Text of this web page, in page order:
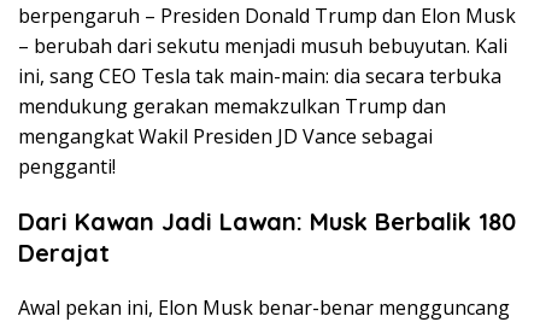
berpengaruh – Presiden Donald Trump dan Elon Musk
– berubah dari sekutu menjadi musuh bebuyutan. Kali
ini, sang CEO Tesla tak main-main: dia secara terbuka
mendukung gerakan memakzulkan Trump dan
mengangkat Wakil Presiden JD Vance sebagai
pengganti!
Dari Kawan Jadi Lawan: Musk Berbalik 180
Derajat
Awal pekan ini, Elon Musk benar-benar mengguncang